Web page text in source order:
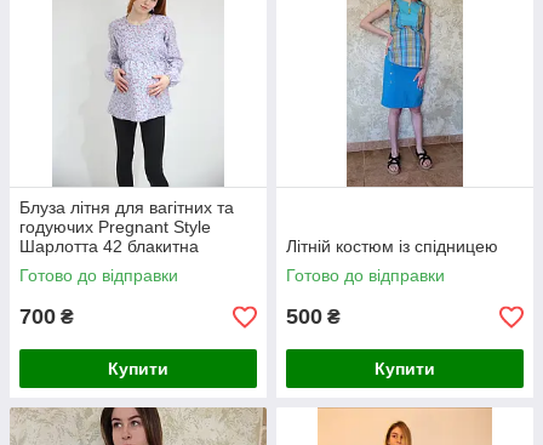
Блуза літня для вагітних та
годуючих Pregnant Style
Шарлотта 42 блакитна
Готово до відправки
700 ₴
Купити
Літній костюм із спідницею
Готово до відправки
500 ₴
Купити